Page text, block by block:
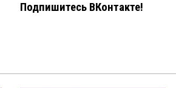
Подпишитесь ВКонтакте!